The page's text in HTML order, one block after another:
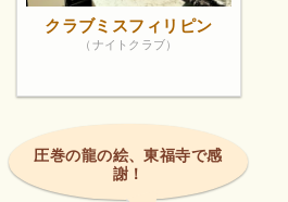
クラブミスフィリピン
（ナイトクラブ）
圧巻の龍の絵、東福寺で感
謝！